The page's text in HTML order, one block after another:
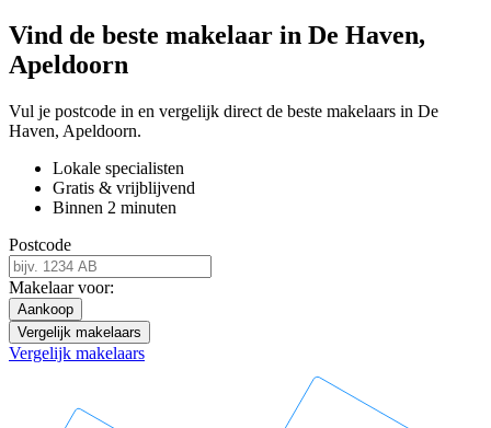
Vind de beste makelaar in De Haven,
Apeldoorn
Vul je postcode in en vergelijk direct de beste makelaars in De
Haven, Apeldoorn.
Lokale specialisten
Gratis & vrijblijvend
Binnen 2 minuten
Postcode
Makelaar voor:
Aankoop
Vergelijk makelaars
Vergelijk makelaars